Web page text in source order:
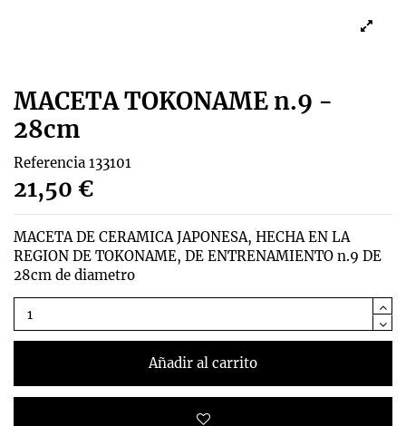
MACETA TOKONAME n.9 -
28cm
Referencia 133101
21,50 €
MACETA DE CERAMICA JAPONESA, HECHA EN LA
REGION DE TOKONAME, DE ENTRENAMIENTO n.9 DE
28cm de diametro
Añadir al carrito